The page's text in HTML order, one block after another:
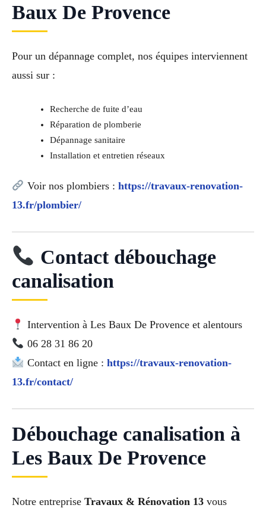
Baux De Provence
Pour un dépannage complet, nos équipes interviennent
aussi sur :
Recherche de fuite d’eau
Réparation de plomberie
Dépannage sanitaire
Installation et entretien réseaux
Voir nos plombiers : https://travaux-renovation-
13.fr/plombier/
Contact débouchage
canalisation
Intervention à Les Baux De Provence et alentours
06 28 31 86 20
Contact en ligne : https://travaux-renovation-
13.fr/contact/
Débouchage canalisation à
Les Baux De Provence
Notre entreprise Travaux & Rénovation 13 vous